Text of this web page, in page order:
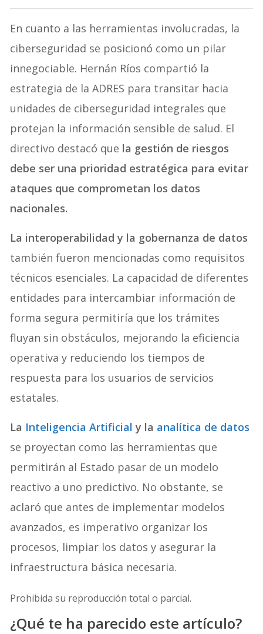
En cuanto a las herramientas involucradas, la
ciberseguridad se posicionó como un pilar
innegociable. Hernán Ríos compartió la
estrategia de la ADRES para transitar hacia
unidades de ciberseguridad integrales que
protejan la información sensible de salud. El
directivo destacó que la gestión de riesgos
debe ser una prioridad estratégica para evitar
ataques que comprometan los datos
nacionales.
La interoperabilidad y la gobernanza de datos
también fueron mencionadas como requisitos
técnicos esenciales. La capacidad de diferentes
entidades para intercambiar información de
forma segura permitiría que los trámites
fluyan sin obstáculos, mejorando la eficiencia
operativa y reduciendo los tiempos de
respuesta para los usuarios de servicios
estatales.
La Inteligencia Artificial y la analítica de datos
se proyectan como las herramientas que
permitirán al Estado pasar de un modelo
reactivo a uno predictivo. No obstante, se
aclaró que antes de implementar modelos
avanzados, es imperativo organizar los
procesos, limpiar los datos y asegurar la
infraestructura básica necesaria.
Prohibida su reproducción total o parcial.
¿Qué te ha parecido este artículo?